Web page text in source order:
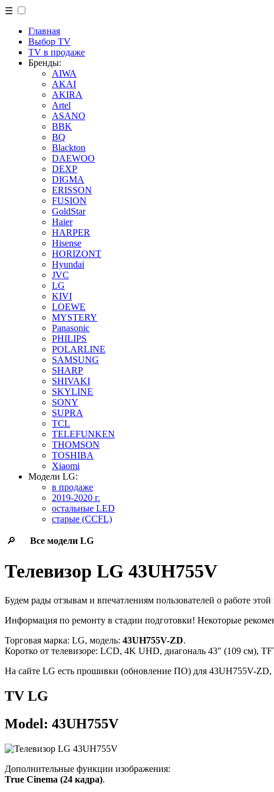
☰
Главная
Выбор TV
TV в продаже
Бренды:
AIWA
AKAI
AKIRA
Artel
ASANO
BBK
BQ
Blackton
DAEWOO
DEXP
DIGMA
ERISSON
FUSION
GoldStar
Haier
HARPER
Hisense
HORIZONT
Hyundai
JVC
LG
KIVI
LOEWE
MYSTERY
Panasonic
PHILIPS
POLARLINE
SAMSUNG
SHARP
SHIVAKI
SKYLINE
SONY
SUPRA
TCL
TELEFUNKEN
THOMSON
TOSHIBA
Xiaomi
Модели LG:
в продаже
2019-2020 г.
остальные LED
старые (CCFL)
🔎 Все модели LG
Телевизор LG 43UH755V
Будем рады отзывам и впечатлениям пользователей о работе этой
Информация по ремонту в стадии подготовки! Некоторые
Торговая марка: LG, модель: 43UH755V-ZD.
Коротко от телевизоре: LCD, 4K UHD, диагональ 43" (109 см),
На сайте LG есть прошивки (обновление ПО) для 43UH755V-ZD,
TV LG
Model: 43UH755V
Дополнительные функции изображения:
True Cinema (24 кадра).